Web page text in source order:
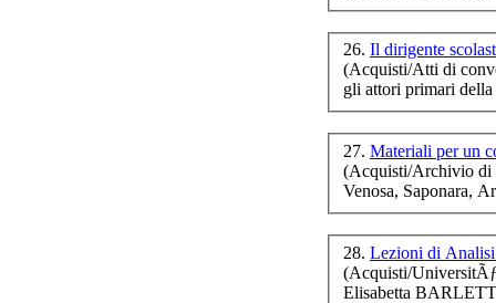
26. Il dirigente
(Acquisti/Atti di
gli attori primari
27. Materiali per un
(Acquisti/Archivio di
Venosa, Saponara,
28. Lezioni di
(Acquisti/
Elisabetta